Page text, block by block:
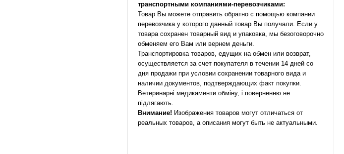
транспортными компаниями-перевозчиками:
Товар Вы можете отправить обратно с помощью компании
перевозчика у которого данный товар Вы получали. Если у
товара сохранен товарный вид и упаковка, мы безоговорочно
обменяем его Вам или вернем деньги.
Транспортировка товаров, едущих на обмен или возврат,
осуществляется за счет покупателя в течении 14 дней со
дня продажи при условии сохранении товарного вида и
наличии документов, подтверждающих факт покупки.
Ветеринарні медикаменти обміну, і поверненню не
підлягають.
Внимание! Изображения товаров могут отличаться от
реальных товаров, а описания могут быть не актуальными.